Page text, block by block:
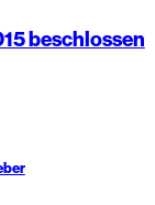
beschlossen